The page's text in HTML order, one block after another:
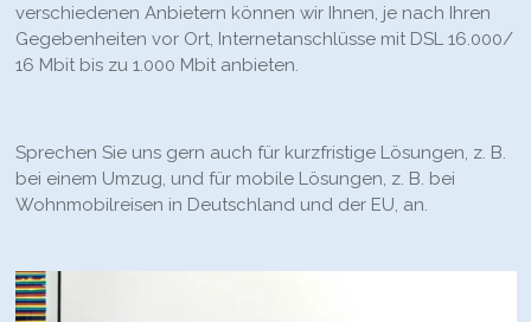
verschiedenen Anbietern können wir Ihnen, je nach Ihren
Gegebenheiten vor Ort, Internetanschlüsse mit DSL 16.000/
16 Mbit bis zu 1.000 Mbit anbieten.
Sprechen Sie uns gern auch für kurzfristige Lösungen, z. B.
bei einem Umzug, und für mobile Lösungen, z. B. bei
Wohnmobilreisen in Deutschland und der EU, an.